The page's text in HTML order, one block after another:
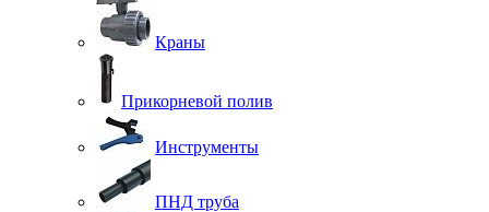
Краны
Прикорневой полив
Инструменты
ПНД труба